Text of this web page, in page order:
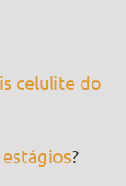
celulite do
?